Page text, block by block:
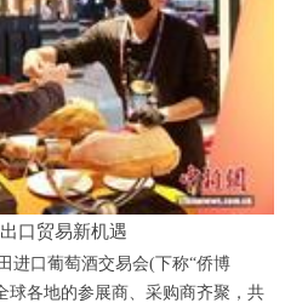
口贸易新机遇
进口葡萄酒交易会(下称“侨博
球各地的参展商、采购商齐聚，共